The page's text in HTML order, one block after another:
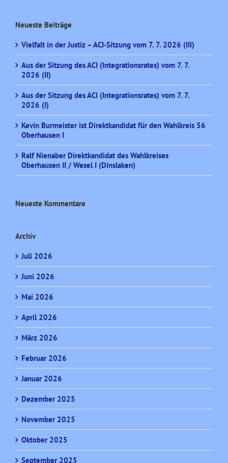
Neueste Beiträge
Vielfalt in der Justiz – ACI-Sitzung vom 7. 7. 2026 (III)
Aus der Sitzung des ACI (Integrationsrates) vom 7. 7.
2026 (II)
Aus der Sitzung des ACI (Integrationsrates) vom 7. 7.
2026 (I)
Kevin Burmeister ist Direktkandidat für den Wahlkreis 56
Oberhausen I
Ralf Nienaber Direktkandidat des Wahlkreises
Oberhausen II / Wesel I (Dinslaken)
Neueste Kommentare
Archiv
Juli 2026
Juni 2026
Mai 2026
April 2026
März 2026
Februar 2026
Januar 2026
Dezember 2025
November 2025
Oktober 2025
September 2025